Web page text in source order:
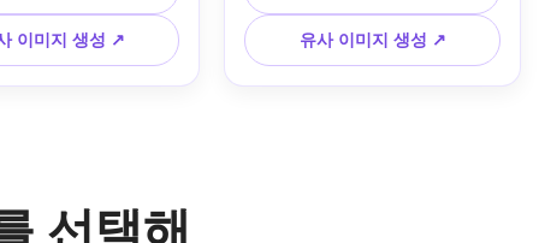
래픽 텍스트 영역, 빛
, 레이어드 모션, 선명
리티 디테일로 공유하
테인먼트 프로모션 분
이미지 생성 ↗
악센트, 찢어진 가장자리 디테일,
균형 잡힌 구성, 따뜻한 조명, 촉감
있는 소재, 핀터레스트 친화적 무
드의 완성도 있는 부티크 프로모션
유사 이미지 생성 ↗
선택해